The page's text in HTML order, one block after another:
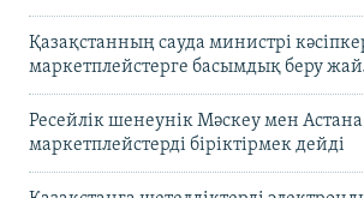
Қазақстанның сауда министрі
маркетплейстерге басымдық беру
Ресейлік шенеунік Мәскеу мен Астана
маркетплейстерді біріктірмек дейді